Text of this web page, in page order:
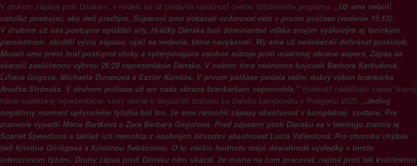
V druhom zápase proti Dánkam, v nedeľu sa už prejavila náročnosť celého týždenného programu. „Už sme neboli
natoľko priebojní, ako deň predtým. Súperovi sme dokázali vzdorovať ešte v prvom polčase (vedenie 15:13).
V druhom už nás postupne opúšťali sily. Hráčky Dánska boli dominantné vďaka svojim výškovým aj fyzickým
parametrom, obrátili vývoj zápasu, ujali sa vedenia, ktoré navyšovali. My sme už nedokázali dohrávať protiútok.
Museli sme preto hrať postupné útoky a vyčerpávajúce osobné súboje proti masívnej obrane súpera. Zápas sa
skončil zaslúženou výhrou 26:29 reprezentácie Dánska. V našom tíme neúnavne bojovali Barbora Karkušová,
Liliana Gogová, Michaela Ďuranová a Eszter Komlós. V prvom polčase podala veľmi dobrý výkon brankárka
Anežka Stránska. V druhom polčase už ani naša obrana brankárkam nepomohla," zhodnotil nedeľňajší zápas hlavný
tréner kadetskej reprezentácie, ktorý nemal k dispozícii zostavu zo zlatého šampionátu v Podgorici 2025. „Jediný
negatívny moment uplynulého týždňa bol ten, že sme nemohli zápasy absolvovať v kompletnej zostave. Pre
zranenie vypadli Mária Bartková a Zara Barbara Gogolová. Pred zápasmi proti Dánsku sa v tréningu zranila aj
Scarlet Špendlová a taktiež ich nemohla z osobných dôvodov absolvovať Lucia Valientová. Pre chorobu chýbali
tiež Kristína Görögová s Kristínou Sekáčovou. O to väčšiu hodnotu majú dosiahnuté výsledky v tomto
intenzívnom týždni. Druhý zápas proti Dánsku nám ukázal, že máme na čom pracovať, najmä proti tak kvalitnému